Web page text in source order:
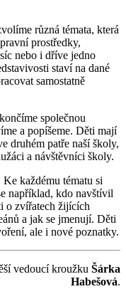
různá témata, která
prostředky,
nebo i dříve jedno
staví na dané
samostatně
společnou
a popíšeme. Děti mají
druhém patře naší školy,
a návštěvníci školy.
každému tématu si
například, kdo navštívil
o zvířatech žijících
a jak se jmenují. Děti
ale i nové poznatky.
vedoucí kroužku Šárka
Habešová.